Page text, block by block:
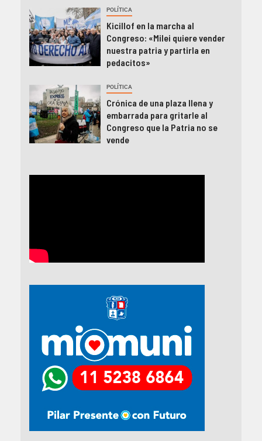
POLÍTICA
Kicillof en la marcha al
Congreso: «Milei quiere vender
nuestra patria y partirla en
pedacitos»
POLÍTICA
Crónica de una plaza llena y
embarrada para gritarle al
Congreso que la Patria no se
vende